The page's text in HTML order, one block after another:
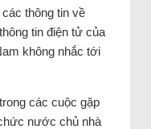
thông tin về
tin điện tử của
không nhắc tới
các cuộc gặp
nước chủ nhà